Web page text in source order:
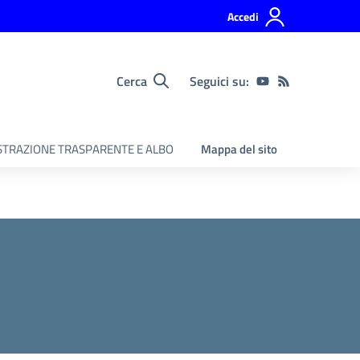
Accedi
Cerca Seguici su:
TRASPARENTE E ALBO Mappa del sito